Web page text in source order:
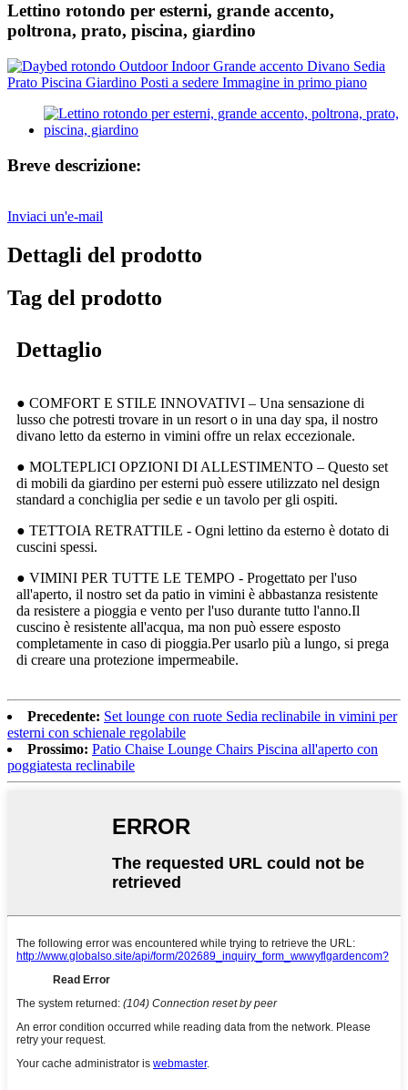
Lettino rotondo per esterni, grande accento,
poltrona, prato, piscina, giardino
Breve descrizione:
Inviaci un'e-mail
Dettagli del prodotto
Tag del prodotto
Dettaglio
● COMFORT E STILE INNOVATIVI – Una sensazione di
lusso che potresti trovare in un resort o in una day spa, il nostro
divano letto da esterno in vimini offre un relax eccezionale.
● MOLTEPLICI OPZIONI DI ALLESTIMENTO – Questo set
di mobili da giardino per esterni può essere utilizzato nel design
standard a conchiglia per sedie e un tavolo per gli ospiti.
● TETTOIA RETRATTILE - Ogni lettino da esterno è dotato di
cuscini spessi.
● VIMINI PER TUTTE LE TEMPO - Progettato per l'uso
all'aperto, il nostro set da patio in vimini è abbastanza resistente
da resistere a pioggia e vento per l'uso durante tutto l'anno.Il
cuscino è resistente all'acqua, ma non può essere esposto
completamente in caso di pioggia.Per usarlo più a lungo, si prega
di creare una protezione impermeabile.
Precedente: Set lounge con ruote Sedia reclinabile in vimini per
esterni con schienale regolabile
Prossimo: Patio Chaise Lounge Chairs Piscina all'aperto con
poggiatesta reclinabile